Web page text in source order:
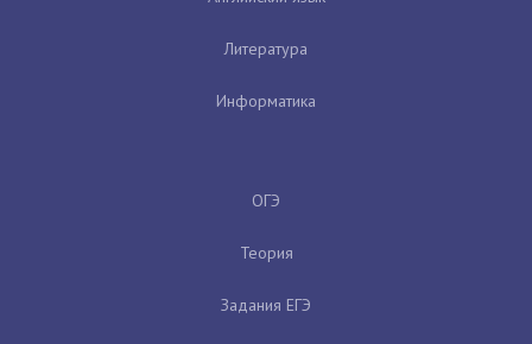
Литература
Информатика
ОГЭ
Теория
Задания ЕГЭ